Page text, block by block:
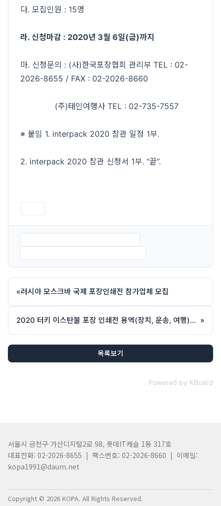
다. 모집인원 : 15명
라. 신청마감 : 2020년 3월 6일(금)까지
마. 신청문의 : (사)한국포장협회 관리부 TEL : 02-
2026-8655 / FAX : 02-2026-8660
(주)태인여행사 TEL : 02-735-7557
※ 붙임 1. interpack 2020 참관 일정 1부.
2. interpack 2020 참관 신청서 1부. “끝”.
«러시아 모스크바 국제 포장인쇄전 참가업체 모집
2020 터키 이스탄불 포장 인쇄전 용역(장치, 운송, 여행)업체 모집 »
목록보기
Powered by KBoard
서울시 금천구 가산디지털2로 98, 롯데IT캐슬 1동 317호
대표전화: 02-2026-8655 | 팩스번호: 02-2026-8660 | 이메일:
kopa1991@daum.net
Copyright © 2026 KOPA. All Rights Reserved.